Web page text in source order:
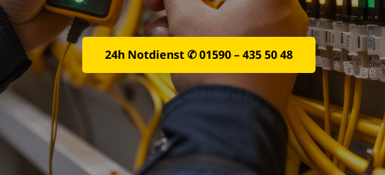
24h Notdienst ✆ 01590 – 435 50 48